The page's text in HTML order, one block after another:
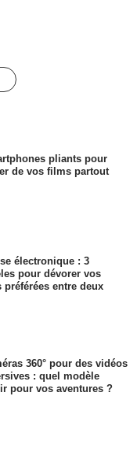
pliants pour
de vos films partout
électronique : 3
pour dévorer vos
préférées entre deux
360° pour des vidéos
: quel modèle
pour vos aventures ?